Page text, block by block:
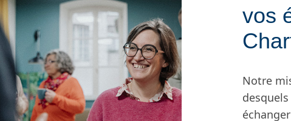
vos
Notre